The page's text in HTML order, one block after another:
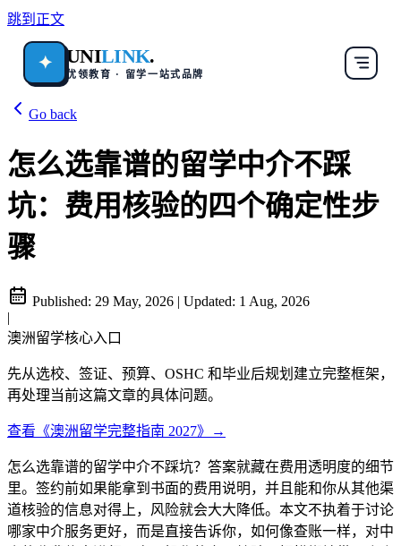
跳到正文
✦ UNILINK.
优领教育 · 留学一站式品牌
Go back
怎么选靠谱的留学中介不踩
坑：费用核验的四个确定性步
骤
Published: 29 May, 2026 | Updated: 1 Aug, 2026
|
澳洲留学核心入口
先从选校、签证、预算、OSHC 和毕业后规划建立完整框架，
再处理当前这篇文章的具体问题。
查看《澳洲留学完整指南 2027》→
怎么选靠谱的留学中介不踩坑？答案就藏在费用透明度的细节
里。签约前如果能拿到书面的费用说明，并且能和你从其他渠
道核验的信息对得上，风险就会大大降低。本文不执着于讨论
哪家中介服务更好，而是直接告诉你，如何像查账一样，对中